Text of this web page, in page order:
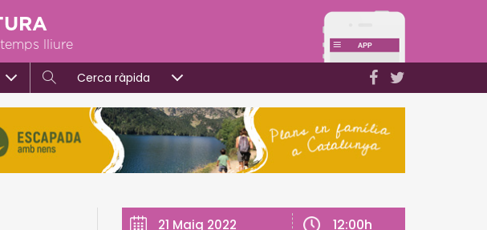
lliure
Cerca ràpida
21 Maig 2022 12:00h